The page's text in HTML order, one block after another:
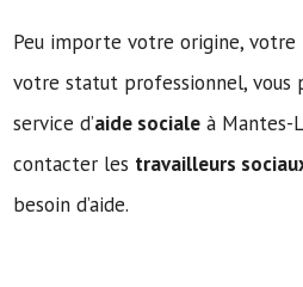
Peu importe votre origine,
votre statut professionnel, vous
service d’aide sociale à Mantes-
contacter les travailleurs
besoin d’aide.